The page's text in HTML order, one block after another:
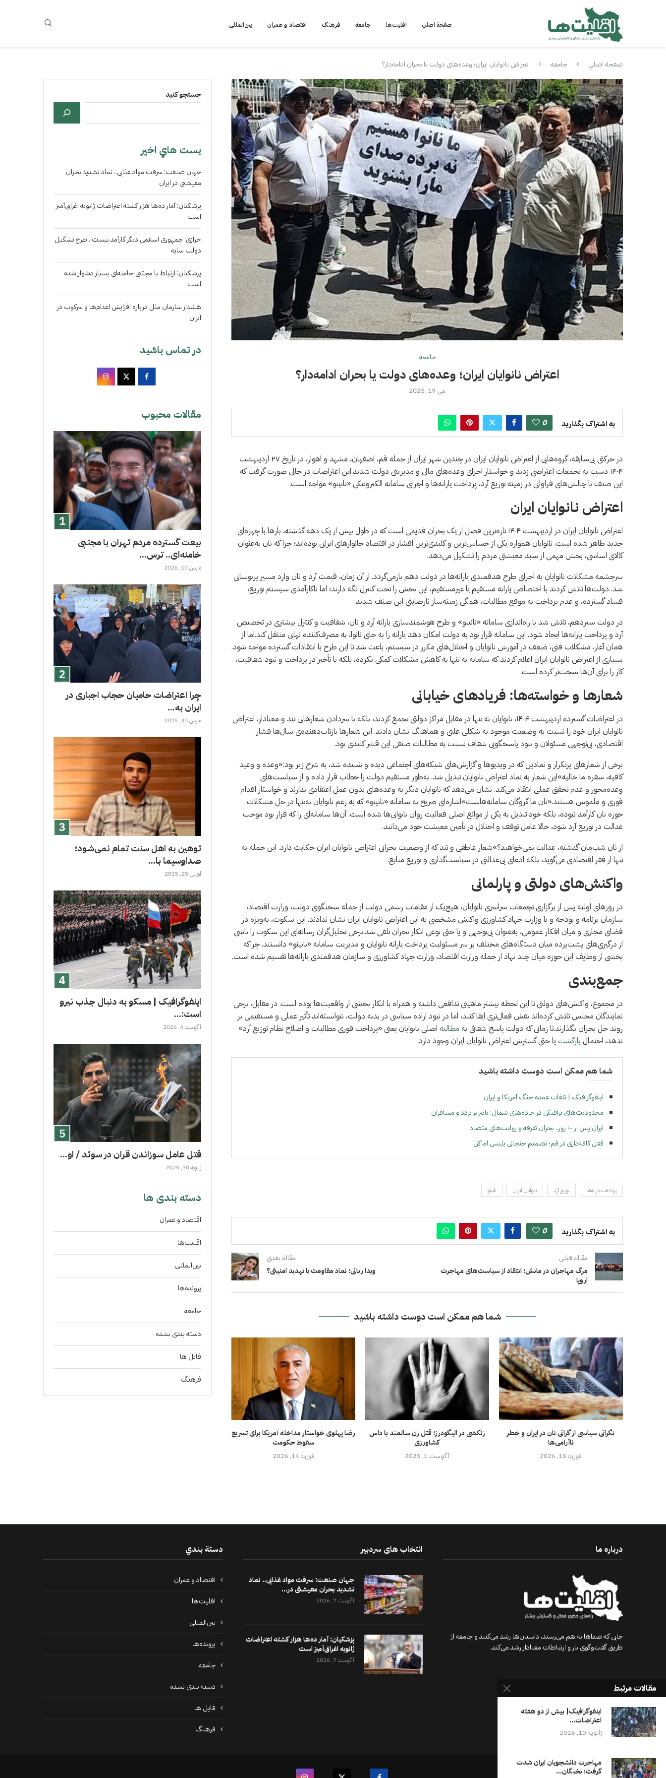
صفحة اصلي اقلیت‌ها جامعه فرهنگ اقتصاد و عمران بین‌المللی
صفحة اصلي جامعه اعتراض نانوایان ایران؛ وعده‌های دولت یا بحران ادامه‌دار؟
جامعه
اعتراض نانوایان ایران؛ وعده‌های دولت یا بحران ادامه‌دار؟
می 19, 2025
به اشتراک بگذارید 0
در حرکتی بی‌سابقه، گروه‌هایی از اعتراض نانوایان ایران در چندین شهر ایران از جمله قم، اصفهان، مشهد و اهواز، در تاریخ ۲۷ اردیبهشت
۱۴۰۴ دست به تجمعات اعتراضی زدند و خواستار اجرای وعده‌های مالی و مدیریتی دولت شدند.این اعتراضات در حالی صورت گرفت که
این صنف با چالش‌های فراوانی در زمینه توزیع آرد، پرداخت یارانه‌ها و اجرای سامانه الکترونیکی «نانینو» مواجه است.
اعتراض نانوایان ایران
اعتراض نانوایان ایران در اردیبهشت ۱۴۰۴ تازه‌ترین فصل از یک بحران قدیمی است که در طول بیش از یک دهه گذشته، بارها با چهره‌ای
جدید ظاهر شده است. نانوایان همواره یکی از حساس‌ترین و کلیدی‌ترین اقشار در اقتصاد خانوارهای ایرانی بوده‌اند؛ چرا که نان به‌عنوان
کالای اساسی، بخش مهمی از سبد معیشتی مردم را تشکیل می‌دهد.
سرچشمه مشکلات نانوایان به اجرای طرح هدفمندی یارانه‌ها در دولت دهم بازمی‌گردد. از آن زمان، قیمت آرد و نان وارد مسیر پرنوسانی
شد. دولت‌ها تلاش کردند با اختصاص یارانه مستقیم یا غیرمستقیم، این بخش را تحت کنترل نگه دارند؛ اما ناکارآمدی سیستم توزیع،
فساد گسترده، و عدم پرداخت به موقع مطالبات، همگی زمینه‌ساز نارضایتی این صنف شدند.
در دولت سیزدهم، تلاش شد با راه‌اندازی سامانه «نانینو» و طرح هوشمندسازی یارانه آرد و نان، شفافیت و کنترل بیشتری در تخصیص
آرد و پرداخت یارانه‌ها ایجاد شود. این سامانه قرار بود به دولت امکان دهد یارانه را به جای نانوا، به مصرف‌کننده نهایی منتقل کند.اما از
همان آغاز، مشکلات فنی، ضعف در آموزش نانوایان و اختلال‌های مکرر در سیستم، باعث شد تا این طرح با انتقادات گسترده مواجه شود.
بسیاری از اعتراض نانوایان ایران اعلام کردند که سامانه نه تنها به کاهش مشکلات کمکی نکرده، بلکه با تأخیر در پرداخت و نبود شفافیت،
کار را برای آن‌ها سخت‌تر کرده است.
شعارها و خواسته‌ها: فریادهای خیابانی
در اعتراضات گسترده اردیبهشت ۱۴۰۴، نانوایان نه تنها در مقابل مراکز دولتی تجمع کردند، بلکه با سردادن شعارهایی تند و معنا‌دار، اعتراض
نانوایان ایران خود را نسبت به وضعیت موجود به شکلی علنی و هماهنگ نشان دادند. این شعارها بازتاب‌دهنده‌ی سال‌ها فشار
اقتصادی، بی‌توجهی مسئولان و نبود پاسخگویی شفاف نسبت به مطالبات صنفی این قشر کلیدی بود.
برخی از شعارهای پرتکرار و نمادین که در ویدیوها و گزارش‌های شبکه‌های اجتماعی دیده و شنیده شد، به شرح زیر بود:«وعده و وعید
کافیه، سفره ما خالیه»این شعار به نماد اعتراض نانوایان تبدیل شد. به‌طور مستقیم دولت را خطاب قرار داده و از سیاست‌های
وعده‌محور و عدم تحقق عملی انتقاد می‌کند. نشان می‌دهد که نانوایان دیگر به وعده‌های بدون عمل اعتقادی ندارند و خواستار اقدام
فوری و ملموس هستند.«نان ما گروگان سامانه‌هاست»اشاره‌ای صریح به سامانه «نانینو» که به زعم نانوایان نه‌تنها در حل مشکلات
حوزه نان کارآمد نبوده، بلکه خود تبدیل به یکی از موانع اصلی فعالیت روان نانوایی‌ها شده است. آن‌ها سامانه‌ای را که قرار بود موجب
عدالت در توزیع آرد شود، حالا عامل توقف و اختلال در تأمین معیشت خود می‌دانند.
از نان شب‌مان گذشته، عدالت نمی‌خواهید؟»شعار عاطفی و تند که از وضعیت بحرانی اعتراض نانوایان ایران حکایت دارد. این جمله نه
تنها از فقر اقتصادی می‌گوید، بلکه ادعای بی‌عدالتی در سیاست‌گذاری و توزیع منابع.
واکنش‌های دولتی و پارلمانی
در روزهای اولیه پس از برگزاری تجمعات سراسری نانوایان، هیچ‌یک از مقامات رسمی دولت از جمله سخنگوی دولت، وزارت اقتصاد،
سازمان برنامه و بودجه و یا وزارت جهاد کشاورزی واکنش مشخصی به این اعتراض نانوایان ایران نشان ندادند. این سکوت، به‌ویژه در
فضای مجازی و میان افکار عمومی، به‌عنوان بی‌توجهی و یا حتی نوعی انکار بحران تلقی شد.برخی تحلیل‌گران رسانه‌ای این سکوت را ناشی
از درگیری‌های پشت‌پرده میان دستگاه‌های مختلف بر سر مسئولیت پرداخت یارانه نانوایان و مدیریت سامانه «نانینو» دانستند. چراکه
بخشی از وظایف این حوزه میان چند نهاد از جمله وزارت اقتصاد، وزارت جهاد کشاورزی و سازمان هدفمندی یارانه‌ها تقسیم شده است.
جمع‌بندی
در مجموع، واکنش‌های دولتی تا این لحظه بیشتر ماهیتی تدافعی داشته و همراه با انکار بخشی از واقعیت‌ها بوده است. در مقابل، برخی
نمایندگان مجلس تلاش کرده‌اند نقش فعال‌تری ایفا کنند، اما در نبود اراده سیاسی در بدنه دولت، نتوانسته‌اند تأثیر عملی و مستقیمی بر
روند حل بحران بگذارند.تا زمانی که دولت پاسخ شفافی به مطالبه اصلی نانوایان یعنی «پرداخت فوری مطالبات و اصلاح نظام توزیع آرد»
ندهد، احتمال بازگشت یا حتی گسترش اعتراض نانوایان ایران وجود دارد.
شما هم ممکن است دوست داشته باشید
اینفوگرافیک | تلفات عمده جنگ آمریکا و ایران
محدودیت‌های ترافیکی در جاده‌های شمال: تاثیر بر تردد و مسافران
ایران پس از ۱۰۰ روز.. بحران تفرقه و روایت‌های متضاد
قفل کافه‌داری در قم؛ تصمیم جنجالی پلیس اماکن
پرداخت یارانه‌ها توزیع آرد نانوایان ایران نانینو
به اشتراک بگذارید 0
مقاله قبلی
مرگ مهاجران در مانش؛ انتقاد از سیاست‌های مهاجرت
اروپا
مقاله بعدی
ویدا ربانی؛ نماد مقاومت یا تهدید امنیتی؟
شما هم ممکن است دوست داشته باشید
رضا پهلوی خواستار مداخله آمریکا برای تسریع
سقوط حکومت
فوریه 14, 2026
زنکشی در الیگودرز؛ قتل زن سالمند با داس
کشاورزی
آگوست 1, 2025
نگرانی سیاسی از گرانی نان در ایران و خطر
ناآرامی‌ها
فوریه 18, 2026
جستجو کنید
بست هاي اخير
جهان صنعت: سرقت مواد غذایی.. نماد تشدید بحران
معیشتی در ایران
پزشکیان: آمار ده‌ها هزار کشته اعتراضات ژانویه اغراق‌آمیز
است
خرازی: جمهوری اسلامی دیگر کارآمد نیست.. طرح تشکیل
دولت سایه
پزشکیان: ارتباط با مجتبی خامنه‌ای بسیار دشوار شده
است
هشدار سازمان ملل درباره افزایش اعدام‌ها و سرکوب در
ایران
در تماس باشید
مقالات محبوب
بیعت گسترده مردم تهران با مجتبی
خامنه‌ای.. ترس...
مارس 10, 2026
چرا اعتراضات حامیان حجاب اجباری در
ایران به...
مارس 30, 2025
توهین به اهل سنت تمام نمی‌شود؛
صداوسیما با...
آوریل 25, 2025
اینفوگرافیک | مسکو به دنبال جذب نیرو
است:...
آگوست 4, 2026
قتل عامل سوزاندن قران در سوئد / او...
ژانویه 30, 2025
دسته بندی ها
اقتصاد و عمران
اقلیت‌ها
بین‌المللی
پرونده‌ها
جامعه
دسته بندی نشده
فايل ها
فرهنگ
درباره ما
جایی که صداها به هم می‌رسند، داستان‌ها رشد می‌کنند و جامعه از
طریق گفت‌وگوی باز و ارتباطات معنادار رشد می‌کند.
انتخاب های سردبیر
جهان صنعت: سرقت مواد غذایی.. نماد
تشدید بحران معیشتی در...
آگوست 7, 2026
پزشکیان: آمار ده‌ها هزار کشته اعتراضات
ژانویه اغراق‌آمیز است
آگوست 7, 2026
دستة بندي
اقتصاد و عمران
اقلیت‌ها
بین‌المللی
پرونده‌ها
جامعه
دسته بندی نشده
فايل ها
فرهنگ
مقالات مرتبط
اینفوگرافیک| بیش از دو هفته
اعتراضات...
ژانویه 10, 2026
مهاجرت دانشجویان ایران شدت
گرفت؛ نخبگان...